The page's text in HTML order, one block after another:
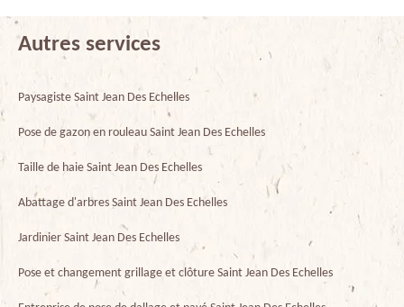
Autres services
Paysagiste Saint Jean Des Echelles
Pose de gazon en rouleau Saint Jean Des Echelles
Taille de haie Saint Jean Des Echelles
Abattage d'arbres Saint Jean Des Echelles
Jardinier Saint Jean Des Echelles
Pose et changement grillage et clôture Saint Jean Des Echelles